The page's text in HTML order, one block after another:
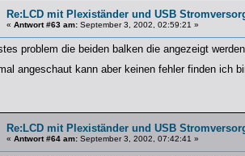
Re:LCD mit Plexiständer und USB
« Antwort #63 am:September 3, 2002, 02:59:21 »
problem die beiden balken die angezeigt
angeschaut kann aber keinen fehler finden ich
Re:LCD mit Plexiständer und USB
« Antwort #64 am:September 3, 2002, 07:42:41 »